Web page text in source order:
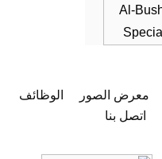
معرض الصور
الوظائف
اتصل بنا